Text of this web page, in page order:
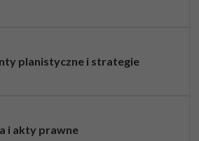
planistyczne i strategie
i akty prawne